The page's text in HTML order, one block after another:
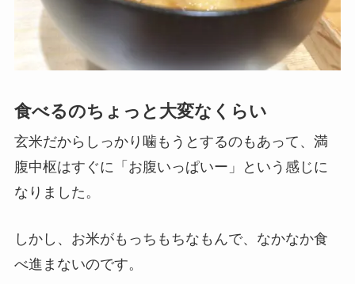
食べるのちょっと大変なくらい
玄米だからしっかり噛もうとするのもあって、満
腹中枢はすぐに「お腹いっぱいー」という感じに
なりました。
しかし、お米がもっちもちなもんで、なかなか食
べ進まないのです。